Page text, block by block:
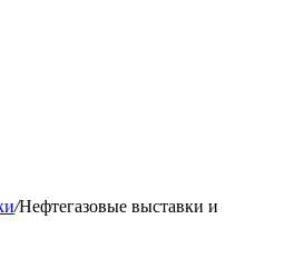
/Нефтегазовые выставки и